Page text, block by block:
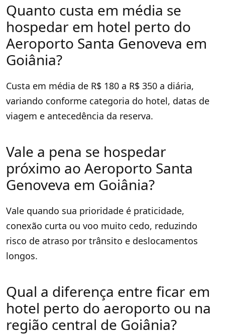
Quanto custa em média se
hospedar em hotel perto do
Aeroporto Santa Genoveva em
Goiânia?
Custa em média de R$ 180 a R$ 350 a diária,
variando conforme categoria do hotel, datas de
viagem e antecedência da reserva.
Vale a pena se hospedar
próximo ao Aeroporto Santa
Genoveva em Goiânia?
Vale quando sua prioridade é praticidade,
conexão curta ou voo muito cedo, reduzindo
risco de atraso por trânsito e deslocamentos
longos.
Qual a diferença entre ficar em
hotel perto do aeroporto ou na
região central de Goiânia?